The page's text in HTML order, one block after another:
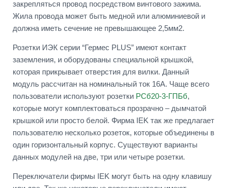
закрепляться провод посредством винтового зажима.
Жила провода может быть медной или алюминиевой и
должна иметь сечение не превышающее 2,5мм2.
Розетки ИЭК серии “Гермес PLUS” имеют контакт
заземления, и оборудованы специальной крышкой,
которая прикрывает отверстия для вилки. Данный
модуль рассчитан на номинальный ток 16А. Чаще всего
пользователи используют розетки РСб20-3-ГПБб,
которые могут комплектоваться прозрачно – дымчатой
крышкой или просто белой. Фирма IEK так же предлагает
пользователю несколько розеток, которые объединены в
один горизонтальный корпус. Существуют варианты
данных модулей на две, три или четыре розетки.
Переключатели фирмы IEK могут быть на одну клавишу